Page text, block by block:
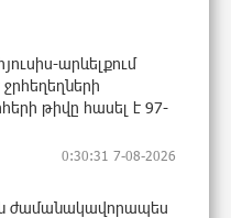
արևելքում
թիվը հասել է 97-
0:30:31 7-08-2026
ժամանակավորապես